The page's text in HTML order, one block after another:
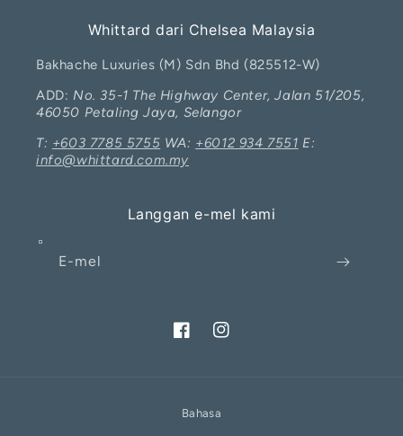
Whittard dari Chelsea Malaysia
Bakhache Luxuries (M) Sdn Bhd (825512-W)
ADD: No. 35-1 The Highway Center, Jalan 51/205,
46050 Petaling Jaya, Selangor
T: +603 7785 5755 WA: +6012 934 7551 E:
info@whittard.com.my
Langgan e-mel kami
E-mel
FacebookInstagram
Bahasa